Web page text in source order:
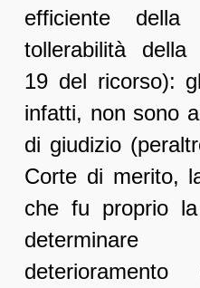
efficiente della
tollerabilità della
19 del ricorso):
infatti, non sono
di giudizio
Corte di merito,
che fu proprio
determinare